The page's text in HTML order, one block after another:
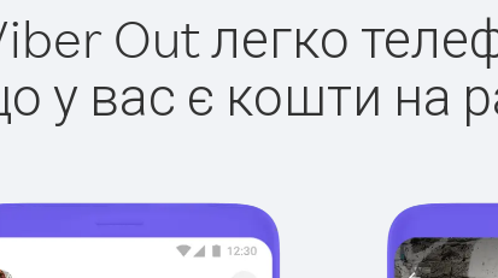
Out легко
у вас є кошти на